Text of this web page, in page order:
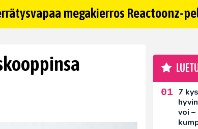
megakierros Reactoonz-
7
voi